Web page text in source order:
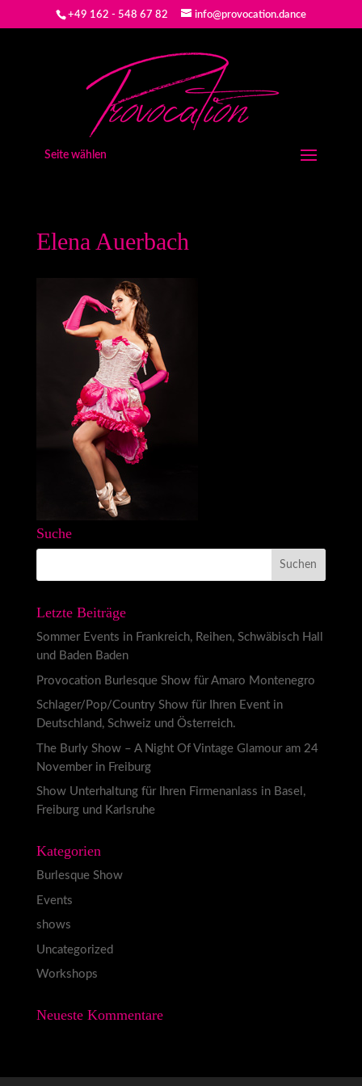
+49 162 - 548 67 82 info@provocation.dance
Seite wählen
Elena Auerbach
Suche
Letzte Beiträge
Sommer Events in Frankreich, Reihen, Schwäbisch Hall
und Baden Baden
Provocation Burlesque Show für Amaro Montenegro
Schlager/Pop/Country Show für Ihren Event in
Deutschland, Schweiz und Österreich.
The Burly Show – A Night Of Vintage Glamour am 24
November in Freiburg
Show Unterhaltung für Ihren Firmenanlass in Basel,
Freiburg und Karlsruhe
Kategorien
Burlesque Show
Events
shows
Uncategorized
Workshops
Neueste Kommentare